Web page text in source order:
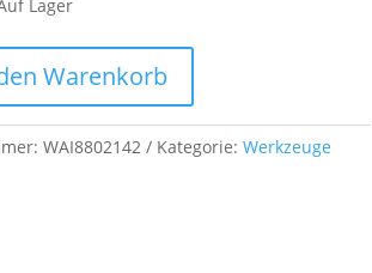
Lager
Warenkorb
WAI8802142 Kategorie: Werkzeuge